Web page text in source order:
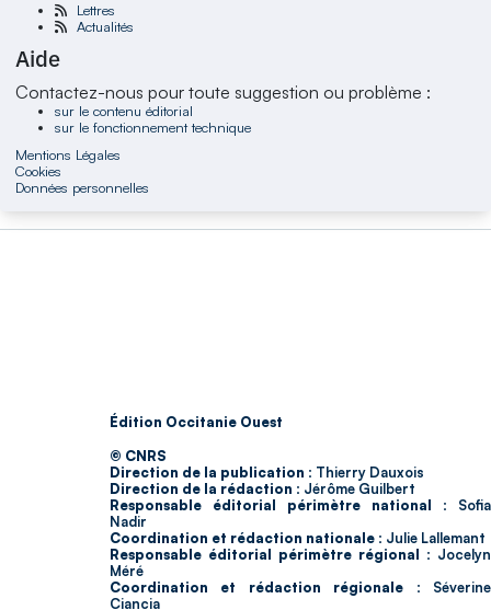
Lettres
Actualités
Aide
Contactez-nous pour toute suggestion ou problème :
sur le contenu éditorial
sur le fonctionnement technique
Mentions Légales
Cookies
Données personnelles
Édition Occitanie Ouest
© CNRS
Direction de la publication : Thierry Dauxois
Direction de la rédaction : Jérôme Guilbert
Responsable éditorial périmètre national : Sofia
Nadir
Coordination et rédaction nationale : Julie Lallemant
Responsable éditorial périmètre régional : Jocelyn
Méré
Coordination et rédaction régionale : Séverine
Ciancia